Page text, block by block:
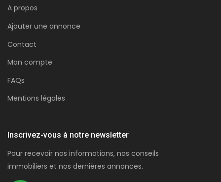
A propos
Ajouter une annonce
Contact
Mon compte
FAQs
Mentions légales
Inscrivez-vous à notre newsletter
Pour recevoir nos informations, nos conseils
immobiliers et nos dernières annonces.